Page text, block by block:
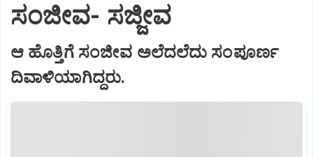
ಸಂಜೀವ- ಸಜ್ಜೀವ
ಆ ಹೊತ್ತಿಗೆ ಸಂಜೀವ ಅಲೆದಲೆದು ಸಂಪೂರ್ಣ
ದಿವಾಳಿಯಾಗಿದ್ದರು.